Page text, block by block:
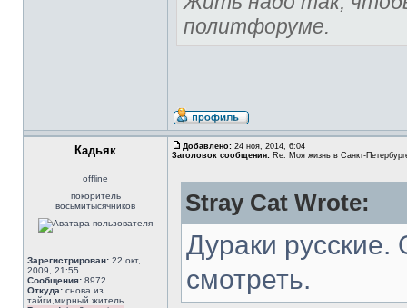
политфоруме.
Кадьяк Добавлено: 24 ноя, 2014, 6:04
Заголовок сообщения: Re: Моя жизнь в Санкт-
offline
покоритель
восьмитысячников
Зарегистрирован: 22 окт,
2009, 21:55
Сообщения: 8972
Откуда: снова из
тайги,мирный житель.
Stray Cat Wrote:
Дураки русские.
смотреть.